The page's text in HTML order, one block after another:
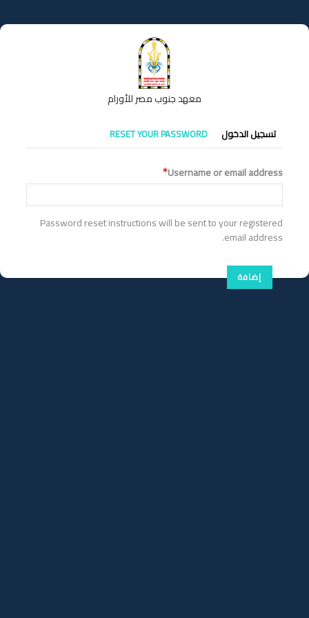
إلى
المحتوى
معهد جنوب مصر للأورام
التبويبات
الأساسية
تسجيل الدخول RESET YOUR PASSWORD
Username or email address
Password reset instructions will be sent to your registered
email address.